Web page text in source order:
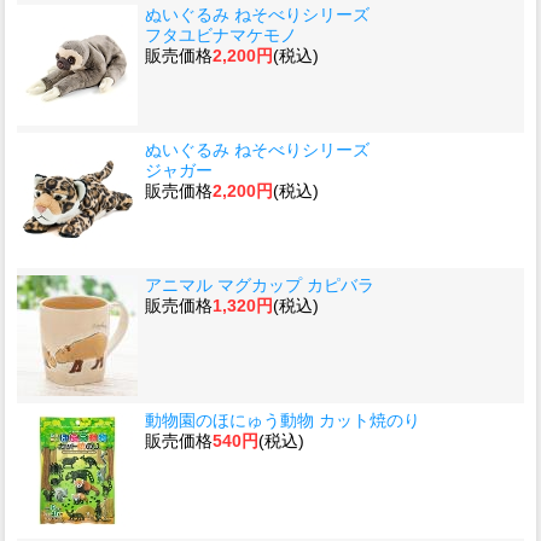
ぬいぐるみ ねそべりシリーズ
フタユビナマケモノ
販売価格2,200円(税込)
ぬいぐるみ ねそべりシリーズ
ジャガー
販売価格2,200円(税込)
アニマル マグカップ カピバラ
販売価格1,320円(税込)
動物園のほにゅう動物 カット焼のり
販売価格540円(税込)